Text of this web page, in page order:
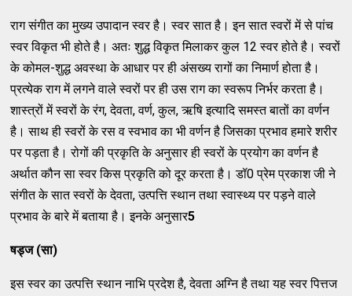
राग संगीत का मुख्य उपादान स्वर है। स्वर सात है। इन सात स्वरों में से पांच
स्वर विकृत भी होते है। अतः शुद्ध विकृत मिलाकर कुल 12 स्वर होते है। स्वरों
के कोमल-शुद्ध अवस्था के आधार पर ही अंसख्य रागों का निमार्ण होता है।
प्रत्येक राग में लगने वाले स्वरों पर ही उस राग का स्वरूप निर्भर करता है।
शास्त्रों में स्वरों के रंग, देवता, वर्ण, कुल, ऋषि इत्यादि समस्त बातों का वर्णन
है। साथ ही स्वरों के रस व स्वभाव का भी वर्णन है जिसका प्रभाव हमारे शरीर
पर पड़ता है। रोगों की प्रकृति के अनुसार ही स्वरों के प्रयोग का वर्णन है
अर्थात कौन सा स्वर किस प्रकृति को दूर करता है। डॉ0 प्रेम प्रकाश जी ने
संगीत के सात स्वरों के देवता, उत्पत्ति स्थान तथा स्वास्थ्य पर पड़ने वाले
प्रभाव के बारे में बताया है। इनके अनुसार5
षड्ज(सा)
इस स्वर का उत्पत्ति स्थान नाभि प्रदेश है, देवता अग्नि है तथा यह स्वर पित्तज